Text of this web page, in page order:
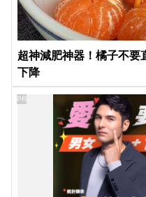
超神減肥神器！橘子不要
下降
PR